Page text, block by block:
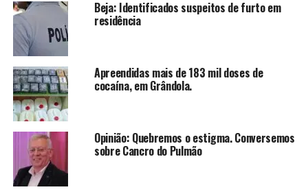
Beja: Identificados suspeitos de furto em
residência
Apreendidas mais de 183 mil doses de
cocaína, em Grândola.
Opinião: Quebremos o estigma. Conversemos
sobre Cancro do Pulmão